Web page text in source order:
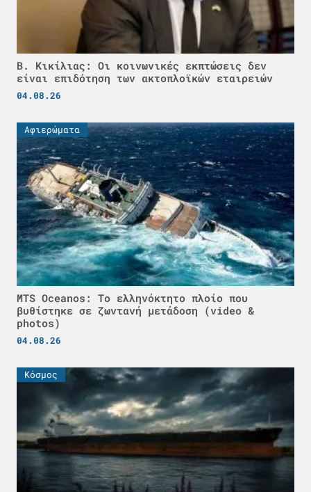
Β. Κικίλιας: Οι κοινωνικές εκπτώσεις δεν
είναι επιδότηση των ακτοπλοϊκών εταιρειών
04.08.26
Αφιερώματα
MTS Oceanos: Το ελληνόκτητο πλοίο που
βυθίστηκε σε ζωντανή μετάδοση (video &
photos)
04.08.26
Κόσμος